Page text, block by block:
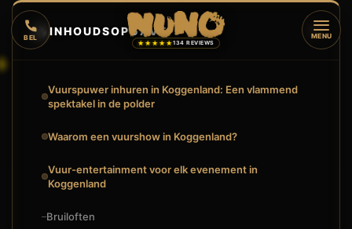
BEL
★★★★★134 REVIEWS
MENU
🔥INHOUDSOPGAVE ▼
Vuurspuwer inhuren in Koggenland: Een vlammend
spektakel in de polder
Waarom een vuurshow in Koggenland?
Vuur-entertainment voor elk evenement in
Koggenland
Bruiloften